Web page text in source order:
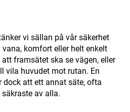
vi sällan på vår säkerhet
komfort eller helt enkelt
framsätet ska se vägen, eller
vila huvudet mot rutan. En
dock att ett annat säte, ofta
av alla.